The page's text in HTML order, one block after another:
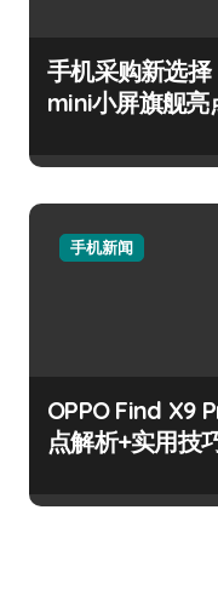
手机采购新选
mini小屏旗舰亮
手机新闻
OPPO Find X9
点解析+实用技